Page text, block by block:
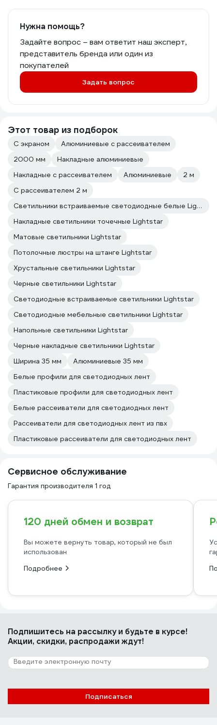
Нужна помощь?
Задайте вопрос – вам ответит наш эксперт,
представитель бренда или один из
покупателей
Задать вопрос
Этот товар из подборок
С экраном
Алюминиевые с рассеивателем
2000 мм
Накладные алюминиевые
Накладные с рассеивателем
Алюминиевые
2 м
С рассеивателем 2 м
Светильники встраиваемые светодиодные белые Lightstar
Накладные светильники точечные Lightstar
Матовые светильники Lightstar
Потолочные люстры на штанге Lightstar
Хрустальные светильники Lightstar
Черные светильники Lightstar
Светодиодные встраиваемые светильники Lightstar
Светодиодные мебельные светильники Lightstar
Напольные светильники Lightstar
Черные накладные светильники Lightstar
Ширина 35 мм
Алюминиевые 35 мм
Белые профили для светодиодных лент
Пластиковые профили для светодиодных лент
Белые рассеиватели для светодиодных лент
Рассеиватели для светодиодных лент из пвх
Пластиковые рассеиватели для светодиодных лент
Сервисное обслуживание
Гарантия производителя 1 год
120 дней обмен и возврат
Вы можете вернуть товар, который не был
использован
Подробнее
Подпишитесь на рассылкуи будьте в курсе!
Акции, скидки, распродажи ждут!
Подписаться